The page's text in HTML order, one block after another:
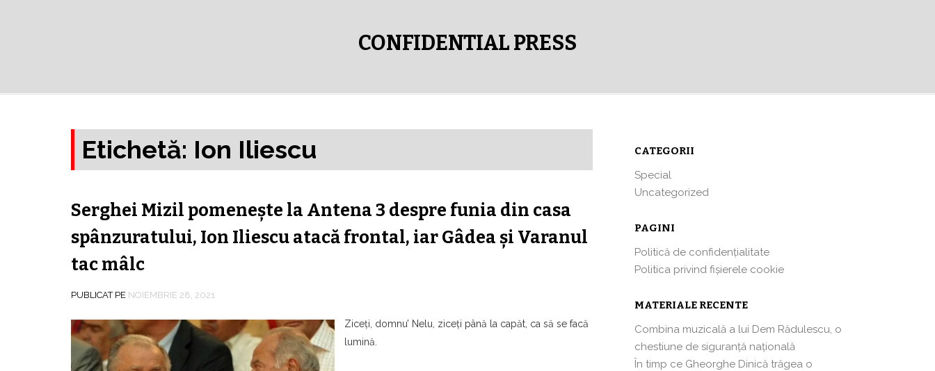
CONFIDENTIAL PRESS
Etichetă: Ion Iliescu
Serghei Mizil pomeneşte la Antena 3 despre funia din casa
spânzuratului, Ion Iliescu atacă frontal, iar Gâdea şi Varanul
tac mâlc
PUBLICAT PE NOIEMBRIE 28, 2021
Ziceţi, domnu’ Nelu, ziceţi până la capăt, ca să se facă
lumină.
CATEGORII
Special
Uncategorized
PAGINI
Politică de confidențialitate
Politica privind fișierele cookie
MATERIALE RECENTE
Combina muzicală a lui Dem Rădulescu, o
chestiune de siguranță națională
În timp ce Gheorghe Dinică trăgea o